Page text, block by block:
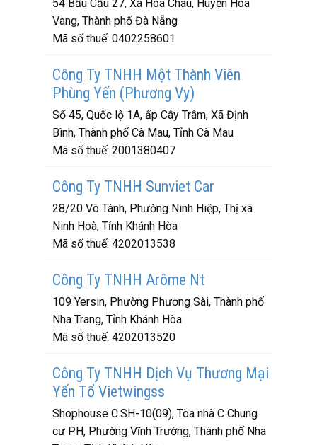
54 Bầu Cầu 27, Xã Hoà Châu, Huyện Hoà
Vang, Thành phố Đà Nẵng
Mã số thuế: 0402258601
Công Ty TNHH Một Thành Viên
Phùng Yến (Phương Vy)
Số 45, Quốc lộ 1A, ấp Cây Trâm, Xã Định
Bình, Thành phố Cà Mau, Tỉnh Cà Mau
Mã số thuế: 2001380407
Công Ty TNHH Sunviet Car
28/20 Võ Tánh, Phường Ninh Hiệp, Thị xã
Ninh Hoà, Tỉnh Khánh Hòa
Mã số thuế: 4202013538
Công Ty TNHH Arôme Nt
109 Yersin, Phường Phương Sài, Thành phố
Nha Trang, Tỉnh Khánh Hòa
Mã số thuế: 4202013520
Công Ty TNHH Dịch Vụ Thương Mại
Yến Tổ Vietwingss
Shophouse C.SH-10(09), Tòa nhà C Chung
cư PH, Phường Vĩnh Trường, Thành phố Nha